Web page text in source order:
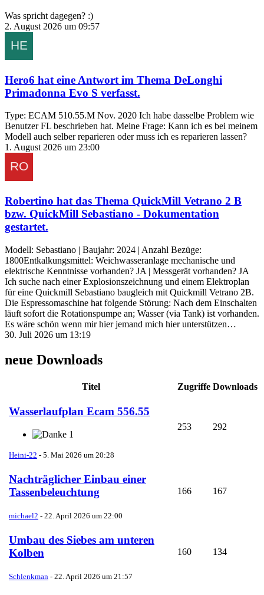
Was spricht dagegen? :)
2. August 2026 um 09:57
Hero6 hat eine Antwort im Thema DeLonghi
Primadonna Evo S verfasst.
Type: ECAM 510.55.M Nov. 2020 Ich habe dasselbe Problem wie
Benutzer FL beschrieben hat. Meine Frage: Kann ich es bei meinem
Modell auch selber reparieren oder muss ich es reparieren lassen?
1. August 2026 um 23:00
Robertino hat das Thema QuickMill Vetrano 2 B
bzw. QuickMill Sebastiano - Dokumentation
gestartet.
Modell: Sebastiano | Baujahr: 2024 | Anzahl Bezüge:
1800Entkalkungsmittel: Weichwasseranlage mechanische und
elektrische Kenntnisse vorhanden? JA | Messgerät vorhanden? JA
Ich suche nach einer Explosionszeichnung und einem Elektroplan
für eine Quickmill Sebastiano baugleich mit Quickmill Vetrano 2B.
Die Espressomaschine hat folgende Störung: Nach dem Einschalten
läuft sofort die Rotationspumpe an; Wasser (via Tank) ist vorhanden.
Es wäre schön wenn mir hier jemand mich hier unterstützen…
30. Juli 2026 um 13:19
neue Downloads
Titel Zugriffe Downloads
Wasserlaufplan Ecam 556.55
1
Heini-22 - 5. Mai 2026 um 20:28
253 292
Nachträglicher Einbau einer
Tassenbeleuchtung
michael2 - 22. April 2026 um 22:00
166 167
Umbau des Siebes am unteren
Kolben
Schlenkman - 22. April 2026 um 21:57
160 134